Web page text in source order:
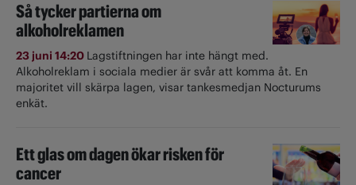
Så tycker partierna om
alkoholreklamen
23 juni 14:20 Lagstiftningen har inte hängt med.
Alkoholreklam i sociala medier är svår att komma åt. En
majoritet vill skärpa lagen, visar tankesmedjan Nocturums
enkät.
Ett glas om dagen ökar risken för
cancer